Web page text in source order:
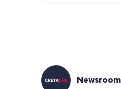
Newsroom